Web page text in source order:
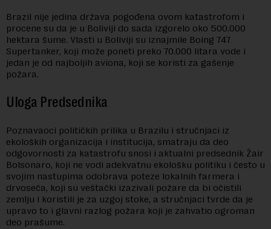
Brazil nije jedina država pogođena ovom katastrofom i
procene su da je u Boliviji do sada izgorelo oko 500.000
hektara šume. Vlasti u Boliviji su iznajmile Boing 747
Supertanker, koji može poneti preko 70.000 litara vode i
jedan je od najboljih aviona, koji se koristi za gašenje
požara.
Uloga Predsednika
Poznavaoci političkih prilika u Brazilu i stručnjaci iz
ekoloških organizacija i institucija, smatraju da deo
odgovornosti za katastrofu snosi i aktualni predsednik Žair
Bolsonaro, koji ne vodi adekvatnu ekološku politiku i često u
svojim nastupima odobrava poteze lokalnih farmera i
drvoseča, koji su veštački izazivali požare da bi očistili
zemlju i koristili je za uzgoj stoke, a stručnjaci tvrde da je
upravo to i glavni razlog požara koji je zahvatio ogroman
deo prašume.